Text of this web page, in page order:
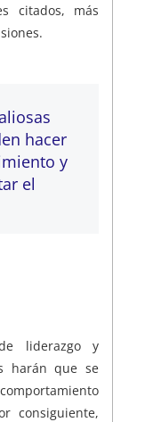
citados, más
hacer
y
el
liderazgo y
harán que se
consiguiente,